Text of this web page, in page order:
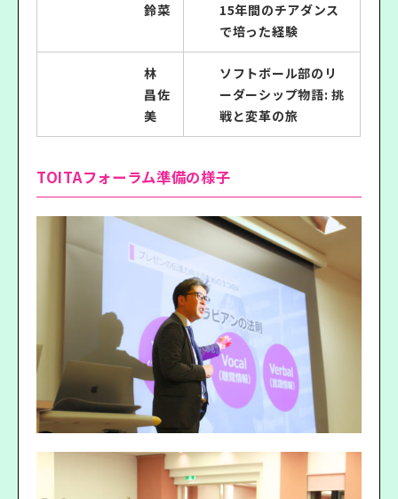
鈴菜
15年間のチアダンス
で培った経験
林
昌佐
美
ソフトボール部のリ
ーダーシップ物語: 挑
戦と変革の旅
TOITAフォーラム準備の様子